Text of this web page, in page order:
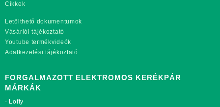
Cikkek
Letölthető dokumentumok
Vásárlói tájékoztató
Youtube termékvideók
Adatkezelési tájékoztató
FORGALMAZOTT ELEKTROMOS KERÉKPÁR
MÁRKÁK
- Lofty